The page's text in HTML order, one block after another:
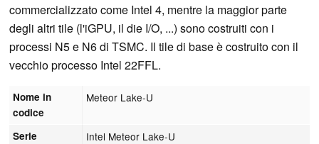
commercializzato come Intel 4, mentre la maggior parte
degli altri tile (l'iGPU, il die I/O, ...) sono costruiti con i
processi N5 e N6 di TSMC. Il tile di base è costruito con il
vecchio processo Intel 22FFL.
Nome in
codice
Meteor Lake-U
Serie Intel Meteor Lake-U